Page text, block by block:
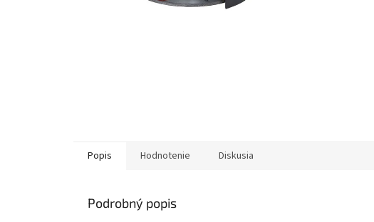
Popis Hodnotenie Diskusia
Podrobný popis